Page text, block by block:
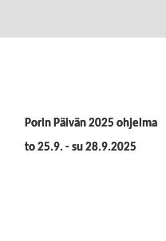
Porin Päivän 2025 ohjelma
to 25.9. - su 28.9.2025